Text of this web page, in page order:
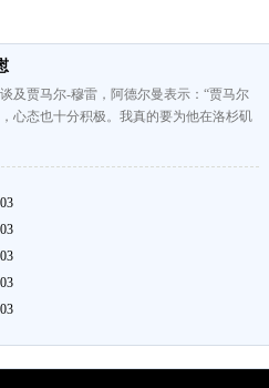
及贾马尔-穆雷，阿德尔曼表示：“贾马尔
心态也十分积极。我真的要为他在洛杉矶